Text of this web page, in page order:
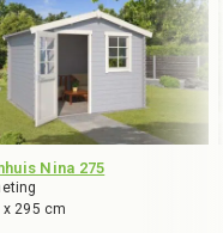
Nina 275
x 295 cm